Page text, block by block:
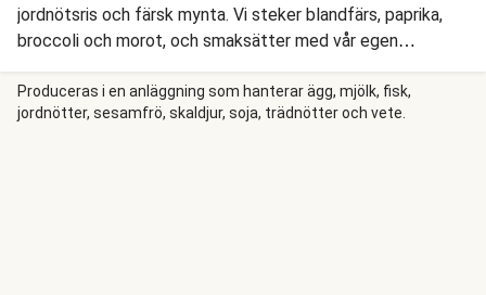
jordnötsris och färsk mynta. Vi steker blandfärs, paprika,
broccoli och morot, och smaksätter med vår egen
kryddblandning som vi kallar för Ginger Ninja. Vi serverar
kött och grönsaker med knaprigt jordnötsris, och så toppar
vi med chiliflakes för lite sting.
Produceras i en anläggning som hanterar ägg, mjölk, fisk,
jordnötter, sesamfrö, skaldjur, soja, trädnötter och vete.